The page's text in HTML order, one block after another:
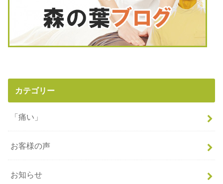
カテゴリー
「痛い」
お客様の声
お知らせ